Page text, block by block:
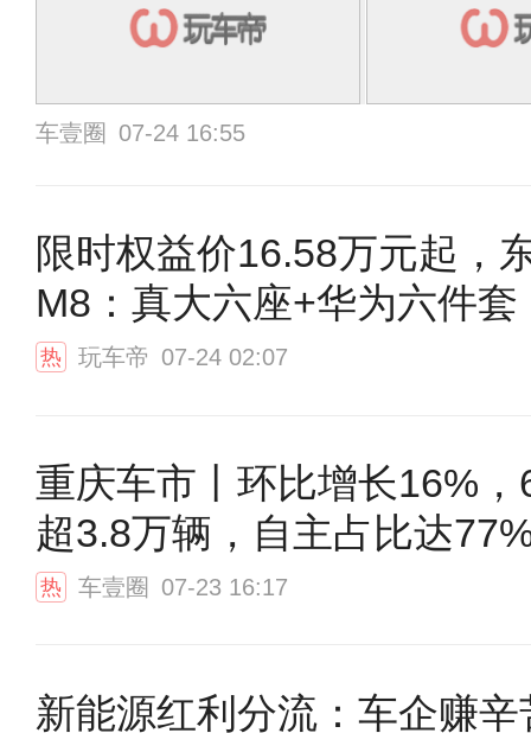
车壹圈 07-24 16:55
限时权益价16.58万元起，
M8：真大六座+华为六件套
热 玩车帝 07-24 02:07
重庆车市丨环比增长16%，
超3.8万辆，自主占比达
热 车壹圈 07-23 16:17
新能源红利分流：车企赚辛